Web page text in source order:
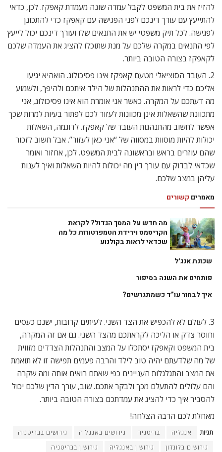
להזיז את בית המשפט לקבל עמדה שונה מעמדת קאפקז. לכן, כדאי
להתייעץ עם עורך דינכם לפני הפגישה עם קאפקז כדי להתכונן
לפגישה. לכל תיק משפטי יש את התנאים שלו ועורך דינכם יכול לייעץ
לפי התנאים במקרה שלכם על מנת שתוכלו להציג את העמדה שלכם
לקאפקז בצורה הטובה ביותר.
2. העובד הסוציאלי מטעם קאפקז אינו פסיכולוג. הואהיא יגיעו
אליכם כדי לראות את ההתנהלות של הילד איתכם ולהיפך, ולשמוע
מה דעתכם על המקרה. כאשר אני אומרת הוא אינו פסיכולוג, אני
מתכוונת שהשאלות אינן מכוונות לעזור לכם לפתור בעיות למרות שכך
אפשר לחשוב מהתנהגות העובד של קאפקז. לדוגמה, השאלות
יכולות להיות מוסוות במסווה של “אני כאן לעזור”. אבל חשוב לזכור
שהם עוזרים בראש ובראשונה לבית המשפט. לכן, אחזור ואומר
שכדאי לבדוק עם עורך דין מה יכולות להיות השאלות ואיך לענות
עליהן במצב שלכם.
מאמרים קשורים
מה חדש על המסך הגדול? לקראת
הקריסמס וירידת הטמפרטורות כל מה
שכדאי לראות בקולנוע
שכונת אנג׳ל
פותחים את השנה בסיפור
איך לבחור עו”ד כשמתגרשים?
3. לעולם לא להכפיש את הצד השני. לעיתים קרובות, ישנם כעסים
וחוסר צדק או הליכה לקראתכם מהצד השני. גם אם זה המקרה,
בית המשפט וקאפקז יסתכלו על המצב והתנהלות הצדדים מזווית
של מה שלדעתם יהיה טוב לילד והרבה פעמים תפישה זו לא תואמת
את המצב והתגלגלות העניינים כפי שאתם רואים אותה ומה שקרה
והם עלולים להתעלם מכך ולבקר אתכם. שוב, עורך הדין שלכם יכול
להסביר איך כדי להציג את עמדתכם בצורה הטובה ביותר.
מאחלת לכם הרבה הצלחה!
תגיות אנגליה בריטניה גירושים באנגליה
גירושים בבריטניה
גירושים בלונדון
גירושין באנגליה
גירושין בבריטניה